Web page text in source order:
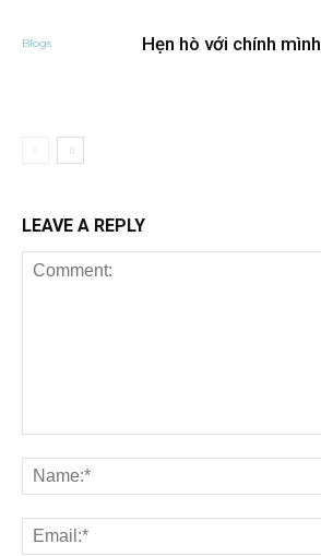
Blogs Hẹn hò với chính mình
LEAVE A REPLY